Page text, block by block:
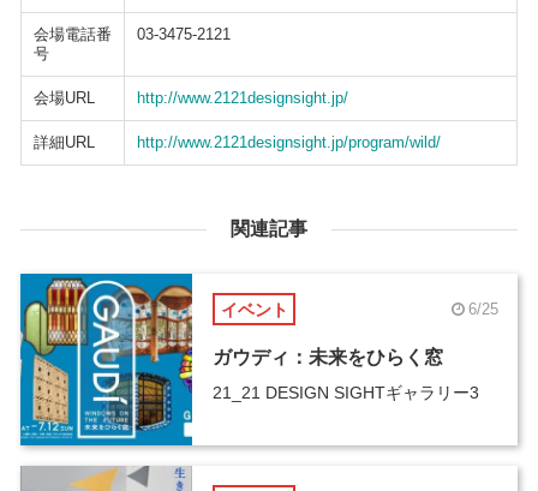
会場電話番
号
03-3475-2121
会場URL http://www.2121designsight.jp/
詳細URL http://www.2121designsight.jp/program/wild/
関連記事
イベント 6/25
ガウディ：未来をひらく窓
21_21 DESIGN SIGHTギャラリー3